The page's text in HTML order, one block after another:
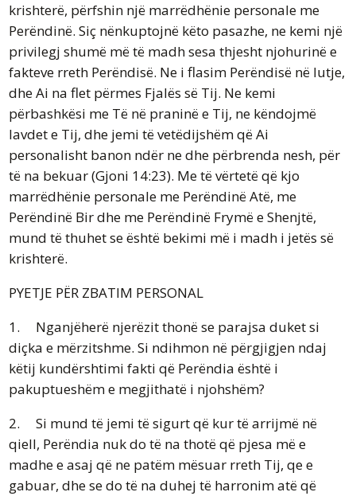
krishterë, përfshin një marrëdhënie personale me
Perëndinë. Siç nënkuptojnë këto pasazhe, ne kemi një
privilegj shumë më të madh sesa thjesht njohurinë e
fakteve rreth Perëndisë. Ne i flasim Perëndisë në lutje,
dhe Ai na flet përmes Fjalës së Tij. Ne kemi
përbashkësi me Të në praninë e Tij, ne këndojmë
lavdet e Tij, dhe jemi të vetëdijshëm që Ai
personalisht banon ndër ne dhe përbrenda nesh, për
të na bekuar (Gjoni 14:23). Me të vërtetë që kjo
marrëdhënie personale me Perëndinë Atë, me
Perëndinë Bir dhe me Perëndinë Frymë e Shenjtë,
mund të thuhet se është bekimi më i madh i jetës së
krishterë.
PYETJE PËR ZBATIM PERSONAL
1. Nganjëherë njerëzit thonë se parajsa duket si
diçka e mërzitshme. Si ndihmon në përgjigjen ndaj
këtij kundërshtimi fakti që Perëndia është i
pakuptueshëm e megjithatë i njohshëm?
2. Si mund të jemi të sigurt që kur të arrijmë në
qiell, Perëndia nuk do të na thotë që pjesa më e
madhe e asaj që ne patëm mësuar rreth Tij, qe e
gabuar, dhe se do të na duhej të harronim atë që